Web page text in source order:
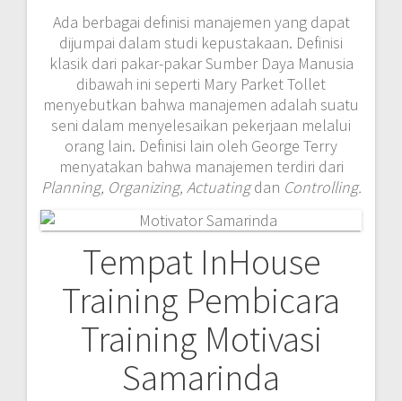
Ada berbagai definisi manajemen yang dapat
dijumpai dalam studi kepustakaan. Definisi
klasik dari pakar-pakar Sumber Daya Manusia
dibawah ini seperti Mary Parket Tollet
menyebutkan bahwa manajemen adalah suatu
seni dalam menyelesaikan pekerjaan melalui
orang lain. Definisi lain oleh George Terry
menyatakan bahwa manajemen terdiri dari
Planning, Organizing, Actuatingdan Controlling.
Tempat InHouse
Training Pembicara
Training Motivasi
Samarinda